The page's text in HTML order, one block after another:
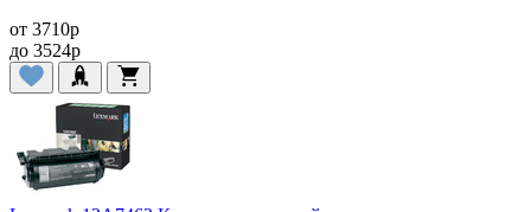
от 3710p
до 3524p